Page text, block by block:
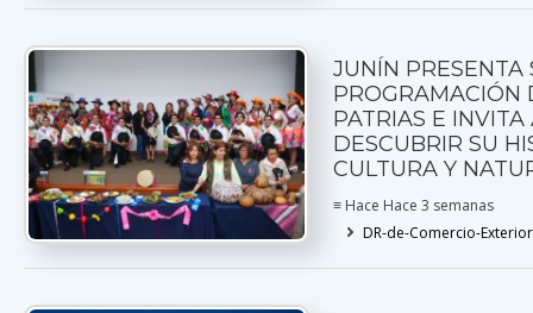
JUNÍN PRESENTA
PROGRAMACIÓN
PATRIAS E INVITA
DESCUBRIR SU
CULTURA Y
≡ Hace Hace 3 semanas
DR-de-Comercio-